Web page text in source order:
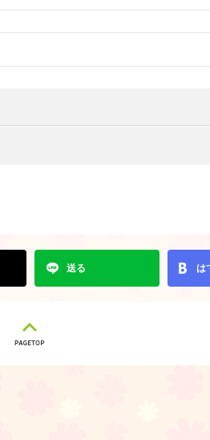
送る は